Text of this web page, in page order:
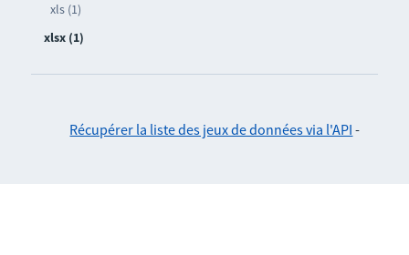
xls (1)
xlsx (1)
Récupérer la liste des jeux de données via l'API -